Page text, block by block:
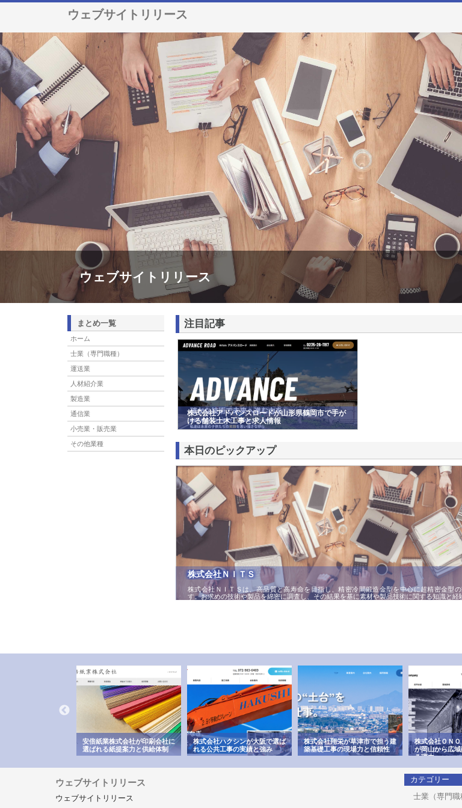
ウェブサイトリリース
ウェブサイトリリース
まとめ一覧
ホーム
士業（専門職種）
運送業
人材紹介業
製造業
通信業
小売業・販売業
その他業種
注目記事
株式会社アドバンスロードが山形県鶴岡市で手が
ける舗装土木工事と求人情報
本日のピックアップ
株式会社ＮＩＴＳ
株式会社ＮＩＴＳは、高品質と高寿命を目指し、精密冷間鍛造金型を中心に超精密金型
す。お求めの技術や製品を綿密に調査し、その結果を基に素材や製品技術に関する知識と
安倍紙業株式会社が印刷会社に
選ばれる紙提案力と供給体制
株式会社ハクシンが大阪で選ば
れる公共工事の実績と強み
株式会社翔栄が草津市で担う建
築基礎工事の現場力と信頼性
株式会社ＯＮ
が岡山から広
る理由
ウェブサイトリリース
ウェブサイトリリース
カテゴリー
士業（専門職